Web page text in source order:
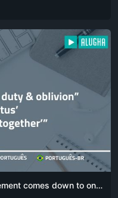
My (shortest) definition of management comes down to one simple sentence: